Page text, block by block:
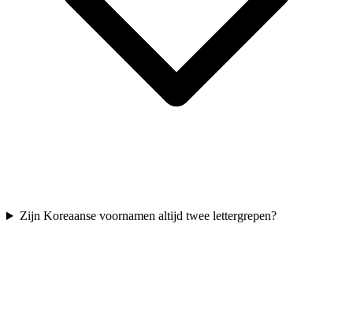
Zijn Koreaanse voornamen altijd twee lettergrepen?